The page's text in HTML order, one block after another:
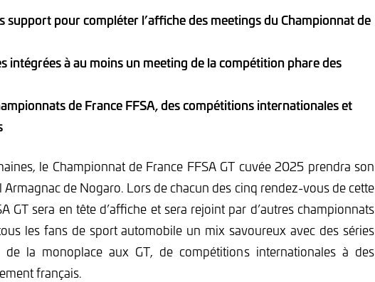
support pour compléter l’affiche des meetings du Championnat de
intégrées à au moins un meeting de la compétition phare des
de France FFSA, des compétitions internationales et
le Championnat de France FFSA GT cuvée 2025 prendra son
Armagnac de Nogaro. Lors de chacun des cinq rendez-vous de cette
GT sera en tête d’affiche et sera rejoint par d’autres championnats
les fans de sport automobile un mix savoureux avec des séries
la monoplace aux GT, de compétitions internationales à des
français.